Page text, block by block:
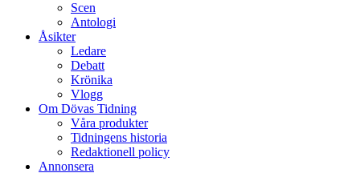
Scen
Antologi
Åsikter
Ledare
Debatt
Krönika
Vlogg
Om Dövas Tidning
Våra produkter
Tidningens historia
Redaktionell policy
Annonsera